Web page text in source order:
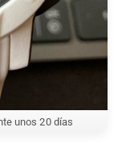
unos 20 días